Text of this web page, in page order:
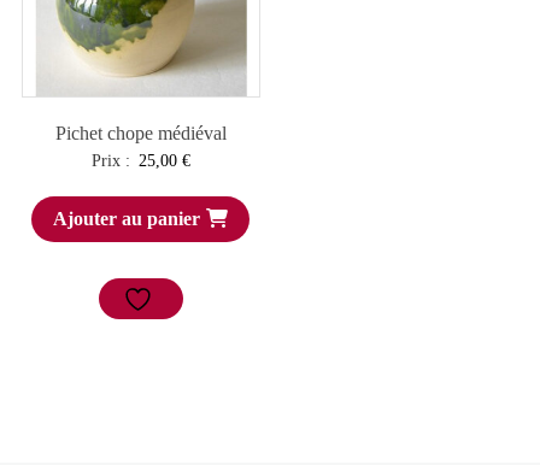
Pichet chope médiéval
Prix : 25,00 €
Ajouter au panier